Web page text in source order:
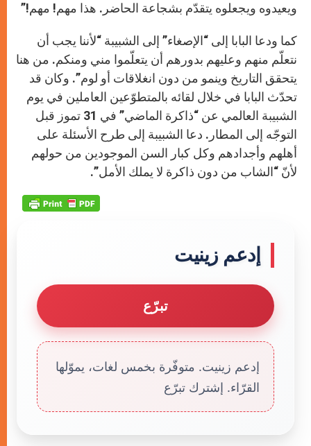
ويعيدوه ويجعلوه يتقدّم بشجاعة الحاضر. هذا مهم! مهم!”
كما ودعا البابا إلى “الإصغاء” إلى الشبيبة “لأننا يجب أن
نتعلّم منهم وعليهم بدورهم أن يتعلّموا مني ومنكم. من هنا
يتحقق التاريخ وينمو من دون انغلاقات أو لوم”. وكان قد
تحدّث البابا في خلال لقائه بالمتطوّعين العاملين في يوم
الشبيبة العالمي عن “ذاكرة الماضي” في 31 تموز قبل
التوجّه إلى المطار. دعا الشبيبة إلى طرح الأسئلة على
أهلهم وأجدادهم وكل كبار السن الموجودين من حولهم
لأنّ “الشاب من دون ذاكرة لا يملك الأمل”.
إدعم زينيت
تبرّع
إدعم زينيت. متوفّرة بخمس لغات، يموّلها
القرّاء. إشترك تبرّع